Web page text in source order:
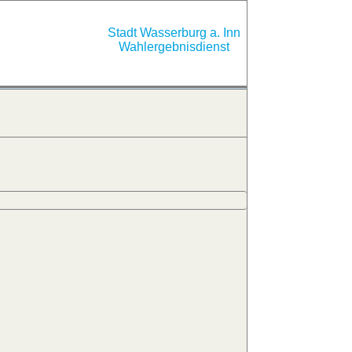
Stadt Wasserburg a. Inn
Wahlergebnisdienst